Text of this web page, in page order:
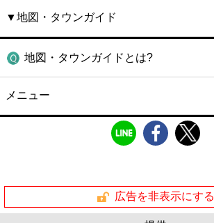
▼地図・タウンガイド
地図・タウンガイドとは?
メニュー
広告を非表示にする